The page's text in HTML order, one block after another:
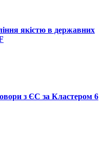
якістю в державних
з ЄС за Кластером 6